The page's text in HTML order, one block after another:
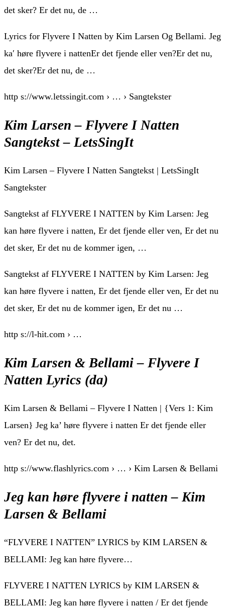
det sker? Er det nu, de …
Lyrics for Flyvere I Natten by Kim Larsen Og Bellami. Jeg
ka′ høre flyvere i nattenEr det fjende eller ven?Er det nu,
det sker?Er det nu, de …
http s://www.letssingit.com › … › Sangtekster
Kim Larsen – Flyvere I Natten
Sangtekst – LetsSingIt
Kim Larsen – Flyvere I Natten Sangtekst | LetsSingIt
Sangtekster
Sangtekst af FLYVERE I NATTEN by Kim Larsen: Jeg
kan høre flyvere i natten, Er det fjende eller ven, Er det nu
det sker, Er det nu de kommer igen, …
Sangtekst af FLYVERE I NATTEN by Kim Larsen: Jeg
kan høre flyvere i natten, Er det fjende eller ven, Er det nu
det sker, Er det nu de kommer igen, Er det nu …
http s://l-hit.com › …
Kim Larsen & Bellami – Flyvere I
Natten Lyrics (da)
Kim Larsen & Bellami – Flyvere I Natten | {Vers 1: Kim
Larsen} Jeg ka’ høre flyvere i natten Er det fjende eller
ven? Er det nu, det.
http s://www.flashlyrics.com › … › Kim Larsen & Bellami
Jeg kan høre flyvere i natten – Kim
Larsen & Bellami
“FLYVERE I NATTEN” LYRICS by KIM LARSEN &
BELLAMI: Jeg kan høre flyvere…
FLYVERE I NATTEN LYRICS by KIM LARSEN &
BELLAMI: Jeg kan høre flyvere i natten / Er det fjende